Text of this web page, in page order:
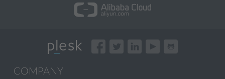
COMPANY